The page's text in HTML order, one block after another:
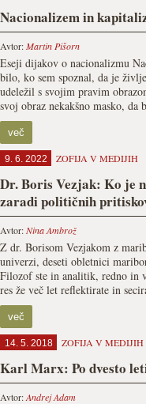
Nacionalizem in
Avtor:Martin Pišorn
Eseji dijakov o nacionalizmu
bilo, ko sem spoznal, da je
udeležil s svojim pravim
svoj obraz nekakšno masko,
več
9. 6. 2022 ZOFIJA V MEDIJIH
Dr. Boris Vezjak: Ko je
zaradi političnih
Avtor:Nina Ambrož
Z dr. Borisom Vezjakom z
univerzi, deseti obletnici
Filozof ste in analitik, redno in
res že več let reflektirate in
več
14. 5. 2018 ZOFIJA V MEDIJIH
Karl Marx: Po dvesto
Avtor:Andrej Adam